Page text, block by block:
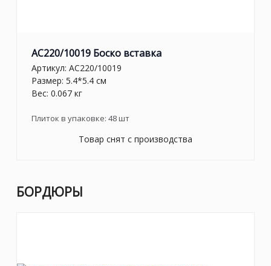
AC220/10019 Боско вставка
Артикул: AC220/10019
Размер: 5.4*5.4 см
Вес: 0.067 кг
Плиток в упаковке: 48шт
Товар снят с производства
БОРДЮРЫ